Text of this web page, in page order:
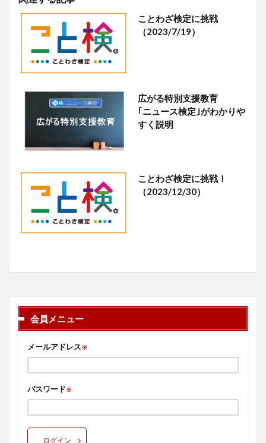
ことわざ検定に挑戦
（2023/7/19）
広がる特別支援教育
｢ニュース検定｣がわかりや
すく説明
ことわざ検定に挑戦！
（2023/12/30）
会員メニュー
メールアドレス※
パスワード※
ログイン